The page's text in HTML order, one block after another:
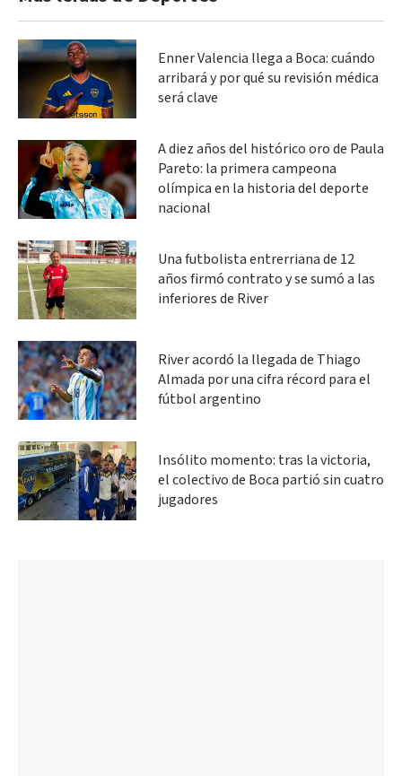
Enner Valencia llega a Boca: cuándo
arribará y por qué su revisión médica
será clave
A diez años del histórico oro de Paula
Pareto: la primera campeona
olímpica en la historia del deporte
nacional
Una futbolista entrerriana de 12
años firmó contrato y se sumó a las
inferiores de River
River acordó la llegada de Thiago
Almada por una cifra récord para el
fútbol argentino
Insólito momento: tras la victoria,
el colectivo de Boca partió sin cuatro
jugadores